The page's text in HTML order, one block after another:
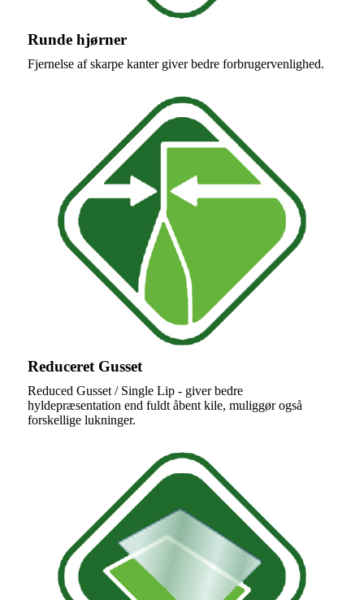
Runde hjørner
Fjernelse af skarpe kanter giver bedre forbrugervenlighed.
Reduceret Gusset
Reduced Gusset / Single Lip - giver bedre
hyldepræsentation end fuldt åbent kile, muliggør også
forskellige lukninger.